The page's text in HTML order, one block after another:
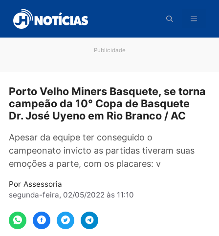
para
conteúdo
Porto Velho Miners Basquete, se
campeão da 10° Copa de Basquete
Apesar da equipe ter conseguido o
campeonato invicto as partidas tiveram suas
emoções a parte, com os placares: v
segunda-feira, 02/05/2022 às 11:10